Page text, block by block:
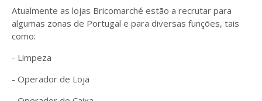
Atualmente as lojas Bricomarché estão a recrutar para
algumas zonas de Portugal e para diversas funções, tais
como:
- Limpeza
- Operador de Loja